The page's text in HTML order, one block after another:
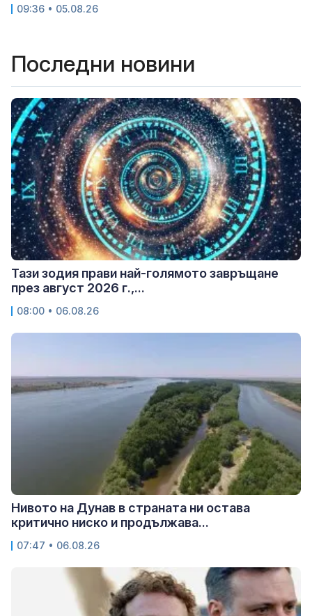
09:36 • 05.08.26
Последни новини
Тази зодия прави най-голямото завръщане
през август 2026 г.,...
08:00 • 06.08.26
Нивото на Дунав в страната ни остава
критично ниско и продължава...
07:47 • 06.08.26